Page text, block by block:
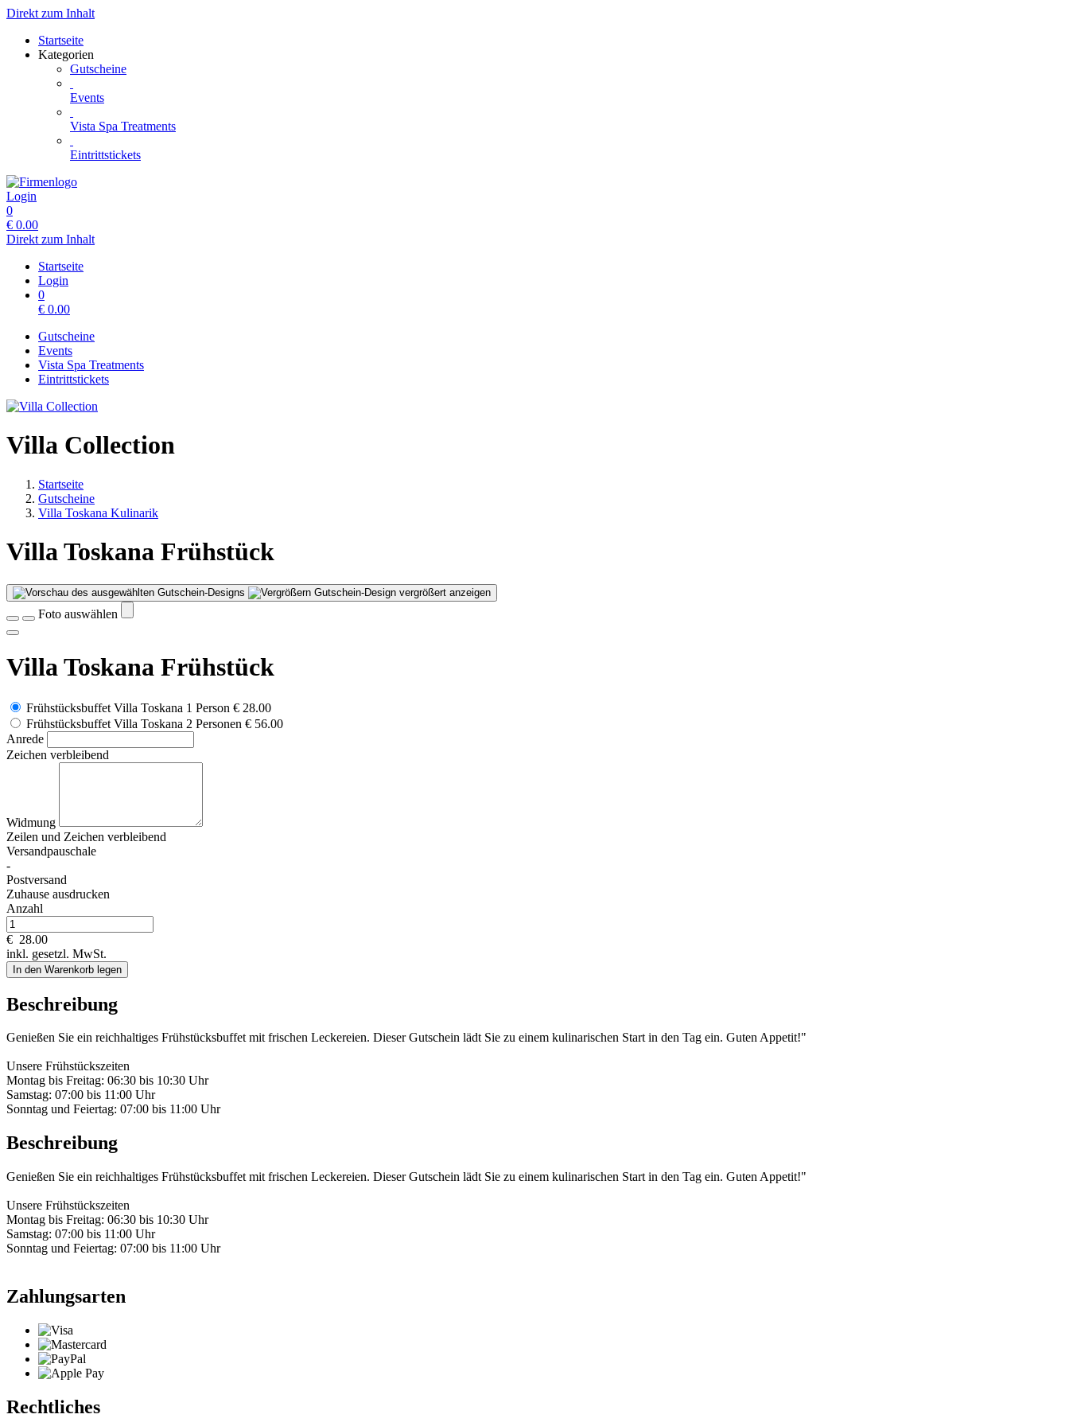
Direkt zum Inhalt
Startseite
Kategorien
Gutscheine
Events
Vista Spa Treatments
Eintrittstickets
Login
0
€ 0.00
Direkt zum Inhalt
Startseite
Login
0
€ 0.00
Gutscheine
Events
Vista Spa Treatments
Eintrittstickets
Villa Collection
Startseite
Gutscheine
Villa Toskana Kulinarik
Villa Toskana Frühstück
Gutschein-Design vergrößert anzeigen
Foto auswählen
Villa Toskana Frühstück
Frühstücksbuffet Villa Toskana 1 Person € 28.00
Frühstücksbuffet Villa Toskana 2 Personen € 56.00
Anrede
Zeichen verbleibend
Widmung
Zeilen und Zeichen verbleibend
Versandpauschale
-
Postversand
Zuhause ausdrucken
Anzahl
€ 28.00
inkl. gesetzl. MwSt.
In den Warenkorb legen
Beschreibung
Genießen Sie ein reichhaltiges Frühstücksbuffet mit frischen Leckereien. Dieser Gutschein lädt Sie zu einem kulinarischen Start in den Tag ein. Guten Appetit!"
Unsere Frühstückszeiten
Montag bis Freitag: 06:30 bis 10:30 Uhr
Samstag: 07:00 bis 11:00 Uhr
Sonntag und Feiertag: 07:00 bis 11:00 Uhr
Beschreibung
Genießen Sie ein reichhaltiges Frühstücksbuffet mit frischen Leckereien. Dieser Gutschein lädt Sie zu einem kulinarischen Start in den Tag ein. Guten Appetit!"
Unsere Frühstückszeiten
Montag bis Freitag: 06:30 bis 10:30 Uhr
Samstag: 07:00 bis 11:00 Uhr
Sonntag und Feiertag: 07:00 bis 11:00 Uhr
Zahlungsarten
Rechtliches